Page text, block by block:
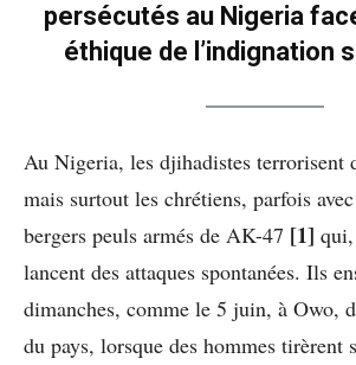
persécutés au Nigeria
éthique de l’indignation
Au Nigeria, les djihadistes terrorisent
mais surtout les chrétiens, parfois
bergers peuls armés de AK-47 [1]
lancent des attaques spontanées. Ils
dimanches, comme le 5 juin, à Owo,
du pays, lorsque des hommes tirèrent